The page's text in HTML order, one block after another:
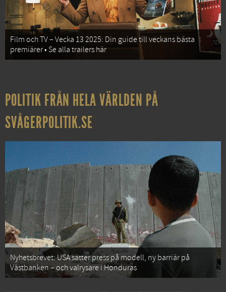
Film och TV – Vecka 13 2025: Din guide till veckans bästa
premiärer • Se alla trailers här
POLITIK FRÅN HELA VÄRLDEN PÅ
SVÅGERPOLITIK.SE
Nyhetsbrevet: USA sätter press på modell, ny barriär på
Västbanken – och valrysare i Honduras